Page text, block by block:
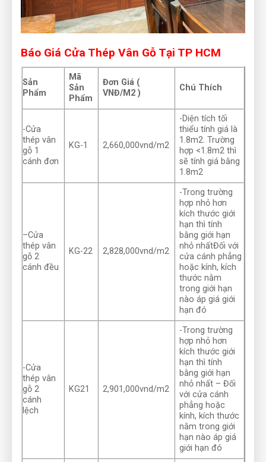
Báo Giá Cửa Thép Vân Gỗ Tại TP HCM
Sản
Phẩm
Mã
Sản
Phẩm
Đơn Giá (
VNĐ/M2 )
Chú Thích
-Cửa
thép vân
gỗ 1
cánh đơn
KG-1 2,660,000vnd/m2
-Diện tích tối
thiểu tính giá là
1.8m2. Trường
hợp <1.8m2 thì
sẽ tính giá bằng
1.8m2
–Cửa
thép vân
gỗ 2
cánh đều
KG-22 2,828,000vnd/m2
-Trong trường
hợp nhỏ hơn
kích thước giới
hạn thì tính
bằng giới hạn
nhỏ nhấtĐối với
cửa cánh phẳng
hoặc kính, kích
thước nằm
trong giới hạn
nào áp giá giới
hạn đó
-Cửa
thép vân
gỗ 2
cánh
lệch
KG21 2,901,000vnd/m2
-Trong trường
hợp nhỏ hơn
kích thước giới
hạn thì tính
bằng giới hạn
nhỏ nhất – Đối
với cửa cánh
phẳng hoặc
kính, kích thước
nằm trong giới
hạn nào áp giá
giới hạn đó